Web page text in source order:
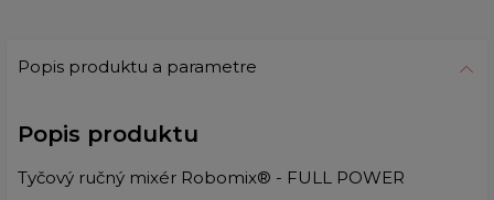
Popis produktu a parametre
Popis produktu
Tyčový ručný mixér Robomix® - FULL POWER